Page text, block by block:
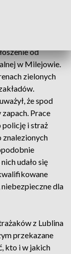
od
w Milejowie.
zielonych
że spod
Prace
policję i straż
znalezionych
udało się
dla
z Lublina
przekazane
kto i w jakich